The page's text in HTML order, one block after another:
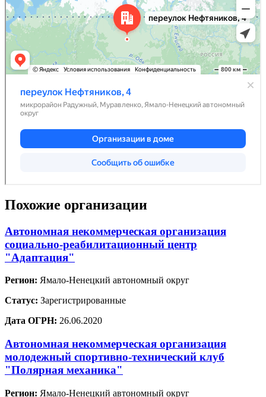
Похожие организации
Автономная некоммерческая организация
социально-реабилитационный центр
"Адаптация"
Регион: Ямало-Ненецкий автономный округ
Статус: Зарегистрированные
Дата ОГРН: 26.06.2020
Автономная некоммерческая организация
молодежный спортивно-технический клуб
"Полярная механика"
Регион: Ямало-Ненецкий автономный округ